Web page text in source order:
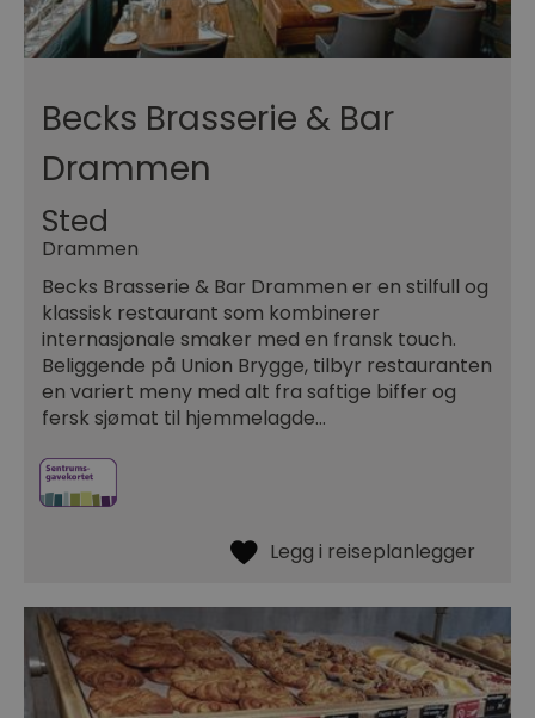
Becks Brasserie & Bar
Drammen
Sted
Drammen
Becks Brasserie & Bar Drammen er en stilfull og
klassisk restaurant som kombinerer
internasjonale smaker med en fransk touch.
Beliggende på Union Brygge, tilbyr restauranten
en variert meny med alt fra saftige biffer og
fersk sjømat til hjemmelagde…